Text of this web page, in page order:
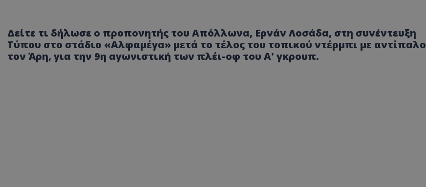
Δείτε τι δήλωσε ο προπονητής του Απόλλωνα, Ερνάν Λοσάδα, στη συνέντευξη
Τύπου στο στάδιο «Αλφαμέγα» μετά το τέλος του τοπικού ντέρμπι με αντίπαλο
τον Άρη, για την 9η αγωνιστική των πλέι-οφ του Α' γκρουπ.